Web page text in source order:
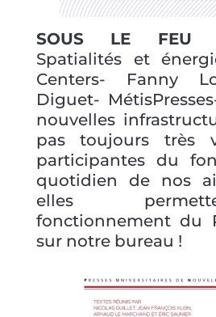
SOUS LE FEU
Spatialités et
Centers- Fanny
Diguet-
nouvelles
pas toujours très
participantes du
quotidien de nos
elles
fonctionnement du
sur notre bureau !